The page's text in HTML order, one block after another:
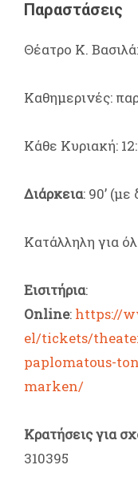
Παραστάσεις
Θέατρο Κ.
Καθημερινές:
Κάθε Κυριακή:
Διάρκεια: 90’ (με
Κατάλληλη για
Εισιτήρια:
Online: https://
el/tickets/
paplomatous-
marken/
Κρατήσεις για
310395